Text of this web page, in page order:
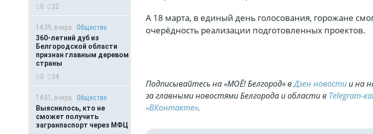
0
32
14:39, вчера
Общество
360-летний дуб из
Белгородской области
признан главным деревом
страны
0
34
14:01, вчера
Общество
Выяснилось, кто не
сможет получить
загранпаспорт через МФЦ
А 18 марта, в единый день голосования, горожане
очерёдность реализации подготовленных проектов.
Подписывайтесь на «МОЁ! Белгород» вДзен новости и на
за главными новостями Белгорода и области в Telegram-
«ВКонтакте».